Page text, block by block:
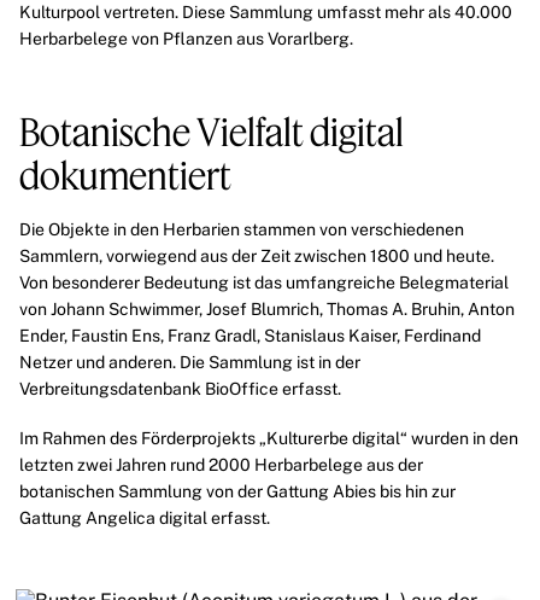
Kulturpool vertreten. Diese Sammlung umfasst mehr als 40.000
Herbarbelege von Pflanzen aus Vorarlberg.
Botanische Vielfalt digital
dokumentiert
Die Objekte in den Herbarienstammen von verschiedenen
Sammlern, vorwiegend aus der Zeit zwischen 1800 und heute.
Von besonderer Bedeutung ist das umfangreiche Belegmaterial
vonJohann Schwimmer,Josef Blumrich,Thomas A. Bruhin, Anton
Ender, Faustin Ens, Franz Gradl, Stanislaus Kaiser, Ferdinand
Netzer und anderen. Die Sammlung ist in der
Verbreitungsdatenbank BioOffice erfasst.
Im Rahmen des Förderprojekts „Kulturerbe digital“ wurden in den
letzten zwei Jahren rund 2000 Herbarbelege aus der
botanischen Sammlung von der Gattung Abies bis hin zur
Gattung Angelica digital erfasst.